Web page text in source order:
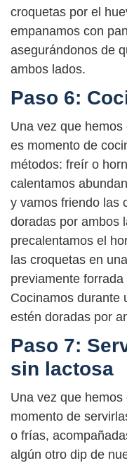
croquetas por el
empanamos con
asegurándonos de
ambos lados.
Paso 6:
Una vez que
es momento de
métodos: freír o
calentamos
y vamos friendo las
doradas por ambos
precalentamos el
las croquetas en
previamente
Cocinamos durante
estén doradas por
Paso 7:
sin lactosa
Una vez que
momento de
o frías,
algún otro dip de